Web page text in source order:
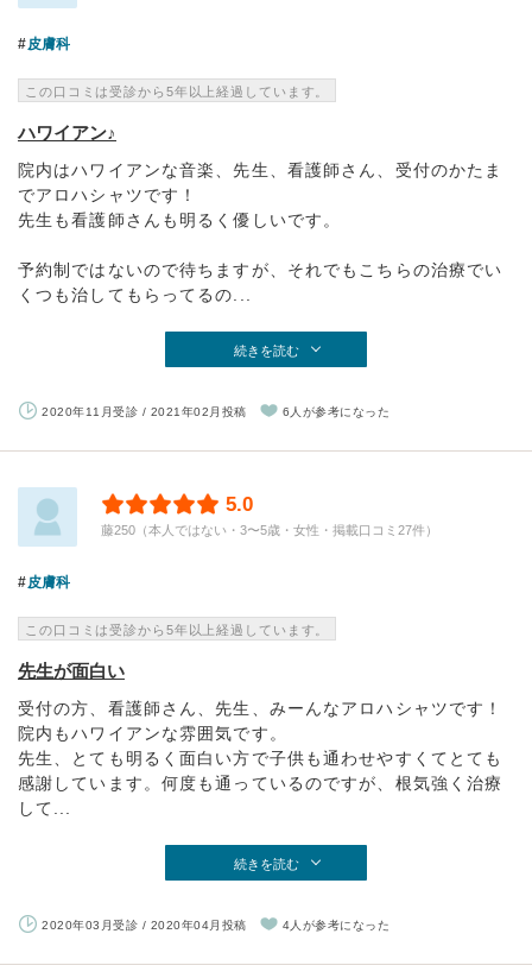
皮膚科
この口コミは受診から5年以上経過しています。
ハワイアン♪
院内はハワイアンな音楽、先生、看護師さん、受付のかたま
でアロハシャツです！
先生も看護師さんも明るく優しいです。
予約制ではないので待ちますが、それでもこちらの治療でい
くつも治してもらってるの...
続きを読む
2020年11月受診 / 2021年02月投稿 6人が参考になった
5.0
藤250（本人ではない・3〜5歳・女性・掲載口コミ27件）
皮膚科
この口コミは受診から5年以上経過しています。
先生が面白い
受付の方、看護師さん、先生、みーんなアロハシャツです！
院内もハワイアンな雰囲気です。
先生、とても明るく面白い方で子供も通わせやすくてとても
感謝しています。何度も通っているのですが、根気強く治療
して...
続きを読む
2020年03月受診 / 2020年04月投稿 4人が参考になった